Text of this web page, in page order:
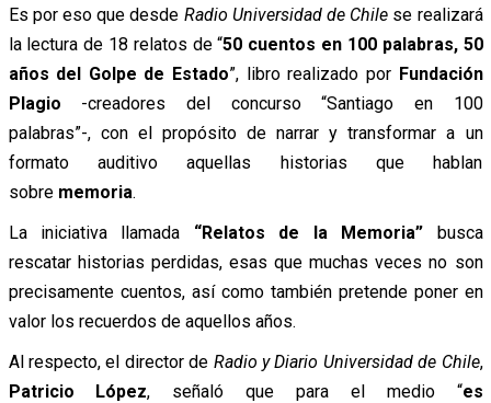
Es por eso que desde Radio Universidad de Chile se realizará
la lectura de 18 relatos de “50 cuentos en 100 palabras, 50
años del Golpe de Estado”, libro realizado por Fundación
Plagio -creadores del concurso “Santiago en 100
palabras”-, con el propósito de narrar y transformar a un
formato auditivo aquellas historias que hablan
sobre memoria.
La iniciativa llamada “Relatos de la Memoria” busca
rescatar historias perdidas, esas que muchas veces no son
precisamente cuentos, así como también pretende poner en
valor los recuerdos de aquellos años.
Al respecto, el director de Radio y Diario Universidad de Chile,
Patricio López, señaló que para el medio “es